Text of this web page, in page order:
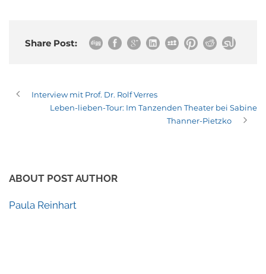
Share Post:
Interview mit Prof. Dr. Rolf Verres
Leben-lieben-Tour: Im Tanzenden Theater bei Sabine
Thanner-Pietzko
ABOUT POST AUTHOR
Paula Reinhart